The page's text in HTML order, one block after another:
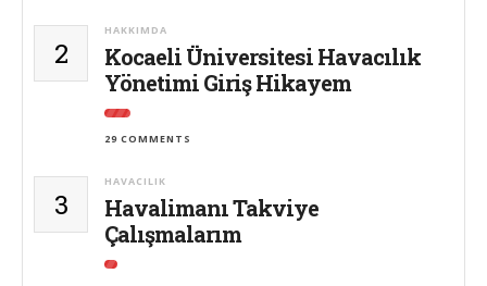
2
HAKKIMDA
Kocaeli Üniversitesi Havacılık
Yönetimi Giriş Hikayem
29 COMMENTS
3
HAVACILIK
Havalimanı Takviye
Çalışmalarım